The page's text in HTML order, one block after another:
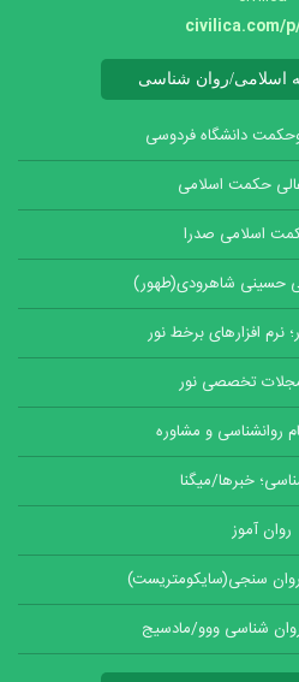
civilica.com/
اسلامی/روان شناسی
دانشگاه فردوسی
حکمت اسلامی
اسلامی صدرا
حسینی شاهرودی(طهور)
نرم افزارهای برخط نور
مجلات تخصصی نور
روانشناسی و مشاوره
خبرها/میگنا
روان آموز
سنجی(سایکومتریست)
شناسی ووو/مادسیج